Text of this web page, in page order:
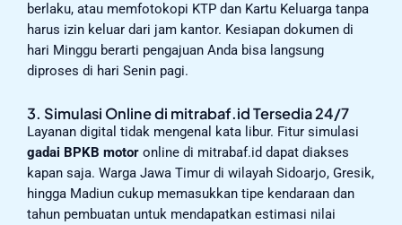
berlaku, atau memfotokopi KTP dan Kartu Keluarga tanpa
harus izin keluar dari jam kantor. Kesiapan dokumen di
hari Minggu berarti pengajuan Anda bisa langsung
diproses di hari Senin pagi.
3. Simulasi Online di mitrabaf.id Tersedia 24/7
Layanan digital tidak mengenal kata libur. Fitur simulasi
gadai BPKB motor online di mitrabaf.id dapat diakses
kapan saja. Warga Jawa Timur di wilayah Sidoarjo, Gresik,
hingga Madiun cukup memasukkan tipe kendaraan dan
tahun pembuatan untuk mendapatkan estimasi nilai